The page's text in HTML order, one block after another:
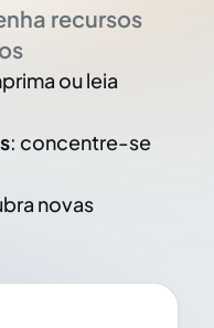
recursos
ou leia
: concentre-se
novas